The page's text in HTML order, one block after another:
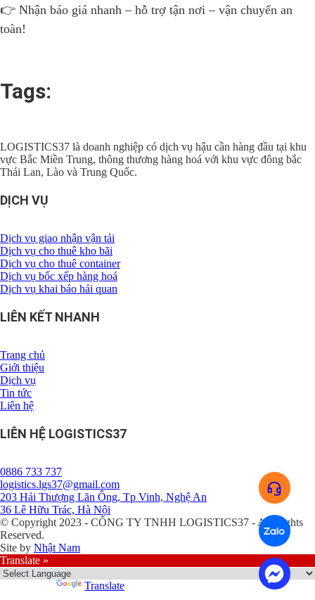
👉 Nhận báo giá nhanh – hỗ trợ tận nơi – vận chuyển an
toàn!
Tags:
LOGISTICS37 là doanh nghiệp có dịch vụ hậu cần hàng đầu tại khu
vực Bắc Miền Trung, thông thương hàng hoá với khu vực đông bắc
Thái Lan, Lào và Trung Quốc.
DỊCH VỤ
Dịch vụ giao nhận vận tải
Dịch vụ cho thuê kho bãi
Dịch vụ cho thuê container
Dịch vụ bốc xếp hàng hoá
Dịch vụ khai báo hải quan
LIÊN KẾT NHANH
Trang chủ
Giới thiệu
Dịch vụ
Tin tức
Liên hệ
LIÊN HỆ LOGISTICS37
0886 733 737
logistics.lgs37@gmail.com
203 Hải Thượng Lãn Ông, Tp Vinh, Nghệ An
36 Lê Hữu Trác, Hà Nội
© Copyright 2023 - CÔNG TY TNHH LOGISTICS37 - All Rights
Reserved.
Site by Nhật Nam
Translate »
Translate